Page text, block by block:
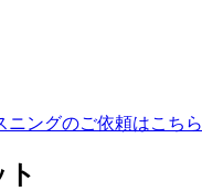
ニングのご依頼はこちら